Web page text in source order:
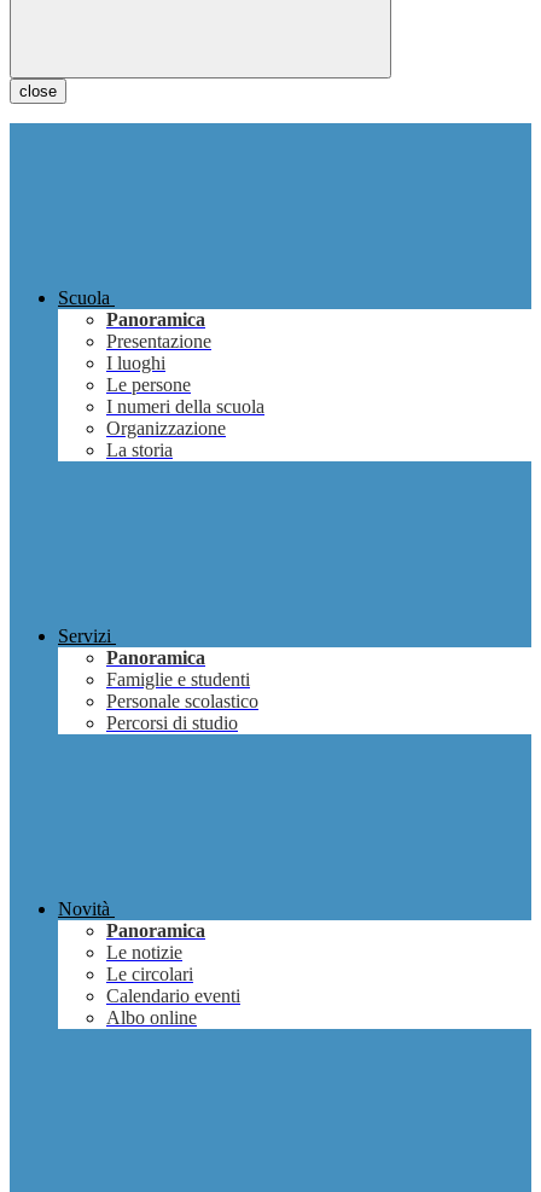
close
Scuola
Panoramica
Presentazione
I luoghi
Le persone
I numeri della scuola
Organizzazione
La storia
Servizi
Panoramica
Famiglie e studenti
Personale scolastico
Percorsi di studio
Novità
Panoramica
Le notizie
Le circolari
Calendario eventi
Albo online